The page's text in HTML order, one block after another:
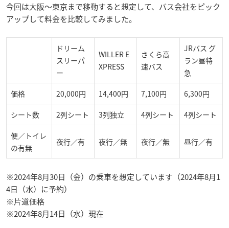
今回は大阪～東京まで移動すると想定して、バス会社をピック
アップして料金を比較してみました。
ドリーム
スリーパ
ー
WILLER E
XPRESS
さくら高
速バス
JRバス グ
ラン昼特
急
価格 20,000円 14,400円 7,100円 6,300円
シート数 2列シート 3列独立 4列シート 4列シート
便／トイレ
の有無
夜行／有 夜行／無 夜行／無 昼行／有
※2024年8月30日（金）の乗車を想定しています（2024年8月1
4日（水）に予約）
※片道価格
※2024年8月14日（水）現在